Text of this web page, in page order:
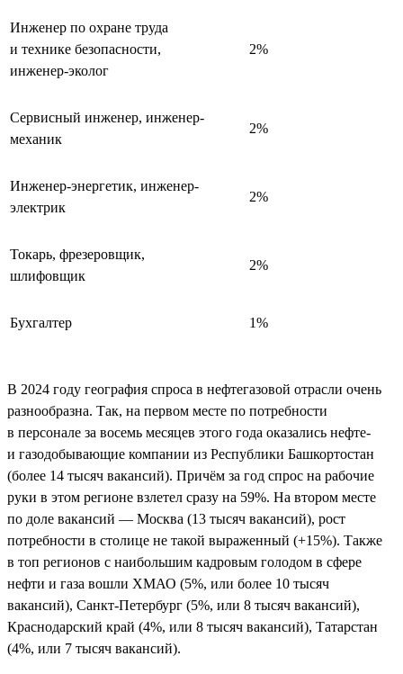
Инженер по охране труда
и технике безопасности,
инженер-эколог
2%
Сервисный инженер, инженер-
механик
2%
Инженер-энергетик, инженер-
электрик
2%
Токарь, фрезеровщик,
шлифовщик
2%
Бухгалтер 1%
В 2024 году география спроса в нефтегазовой отрасли очень
разнообразна. Так, на первом месте по потребности
в персонале за восемь месяцев этого года оказались нефте-
и газодобывающие компании из Республики Башкортостан
(более 14 тысяч вакансий). Причём за год спрос на рабочие
руки в этом регионе взлетел сразу на 59%. На втором месте
по доле вакансий — Москва (13 тысяч вакансий), рост
потребности в столице не такой выраженный (+15%). Также
в топ регионов с наибольшим кадровым голодом в сфере
нефти и газа вошли ХМАО (5%, или более 10 тысяч
вакансий), Санкт-Петербург (5%, или 8 тысяч вакансий),
Краснодарский край (4%, или 8 тысяч вакансий), Татарстан
(4%, или 7 тысяч вакансий).